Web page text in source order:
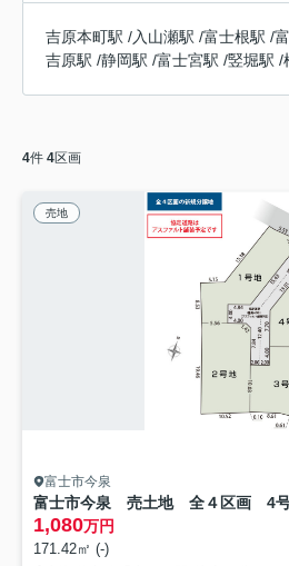
吉原本町駅 /入山瀬駅 /富士根駅 /
吉原駅 /静岡駅 /富士宮駅 /竪堀駅 /
4件 4区画
売地
富士市今泉
富士市今泉 売土地 全４区画 4
1,080万円
171.42㎡ (-)